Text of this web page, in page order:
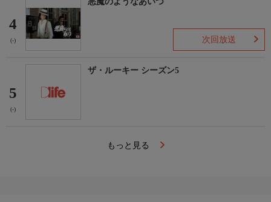
4
(-) 次回放送
5
(-)
ザ・ルーキー シーズン5
もっと見る